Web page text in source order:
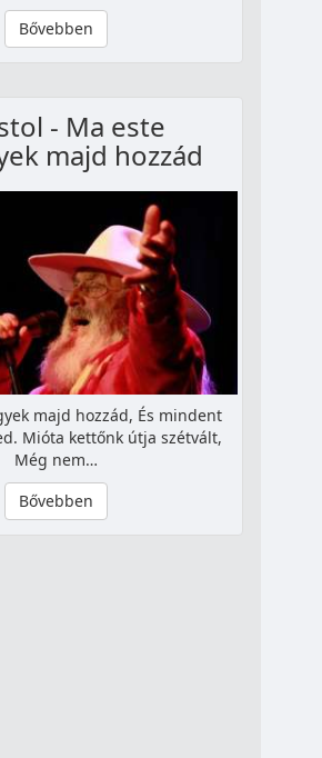
Bővebben
- Ma este
majd hozzád
majd hozzád, És mindent
Mióta kettőnk útja szétvált,
Még nem…
Bővebben